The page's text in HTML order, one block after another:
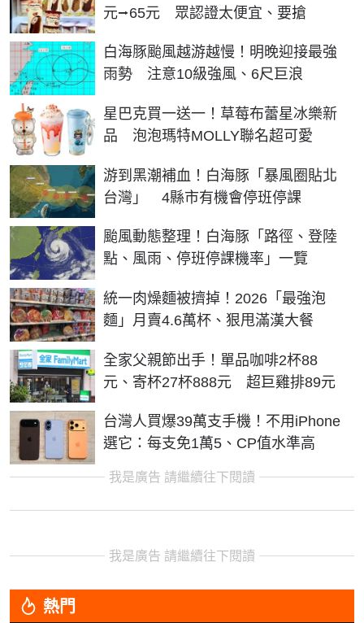
元⭢65元 眾認證太便宜、要搶
白海豚颱風越游越慢！明晚迎接最強
雨勢 注意10級強風、6尺巨浪
星巴克買一送一！草莓布蕾星冰樂新
品 泡泡瑪特MOLLY聯名超可愛
游到黑潮補血！白海豚「暴風圈貼北
台灣」 4縣市有機會停班停課
颱風動態整理！白海豚「路徑、登陸
點、風雨、停班停課機率」一覽
統一肉燥麵被擠掉！2026「最強泡
麵」月賣4.6萬杯、狠甩滿漢大餐
全家父親節出手！單品咖啡2杯88
元、寄杯27杯888元 超巨雞排89元
台灣人買爆39萬支手機！不用iPhone
選它：每支免1萬5、CP值水準高
我是廣告 請繼續往下閱讀
我是廣告 請繼續往下閱讀
熱門